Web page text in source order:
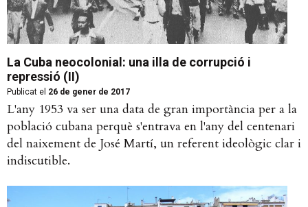
La Cuba neocolonial: una illa de corrupció i
repressió (II)
Publicat el 26 de gener de 2017
L'any 1953 va ser una data de gran importància per a la
població cubana perquè s'entrava en l'any del centenari
del naixement de José Martí, un referent ideològic clar i
indiscutible.